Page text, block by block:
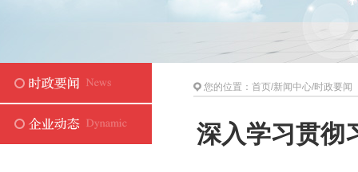
您的位置： 首页/新闻中心/时政要闻
深入学习贯彻